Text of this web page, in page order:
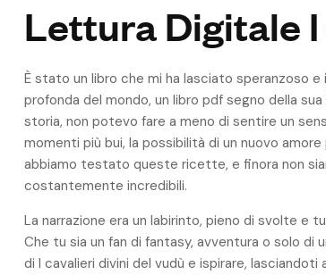
Lettura Digitale
È stato un libro che mi ha lasciato speranzoso
profonda del mondo, un libro pdf segno della
storia, non potevo fare a meno di sentire un
momenti più bui, la possibilità di un nuovo
abbiamo testato queste ricette, e finora non
costantemente incredibili.
La narrazione era un labirinto, pieno di svolte e
Che tu sia un fan di fantasy, avventura o solo di
di I cavalieri divini del vudù e ispirare,